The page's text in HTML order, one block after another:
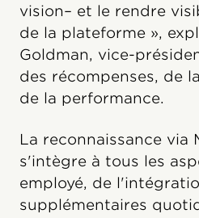
vision– et le rendre
de la plateforme »,
Goldman, vice-
des récompenses, de
de la performance.
La reconnaissance via
s'intègre à tous les
employé, de
supplémentaires